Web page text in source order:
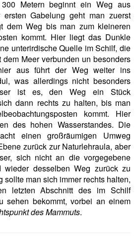
Metern beginnt ein Weg aus
Gabelung geht man zuerst
dem Weg bis man zum kleineren
kommt. Hier liegt das Dunkle
unterirdische Quelle im Schilf, die
Meer verbunden un besonders
aus führt der Weg weiter ins
was allerdings nicht besonders
ist es, den Weg ein Stück
dann rechts zu halten, bis man
kommt. Hier
des hohen Wasserstandes. Die
einen großräumigen Umweg
zurück zur Naturlehraula, aber
sich nicht an die vorgegebene
desselben Weg zurück zu
sollte man sich immer rechts halten,
letzten Abschnitt des im Schilf
sehen bekommt, vorbei an einem
des Mammuts.